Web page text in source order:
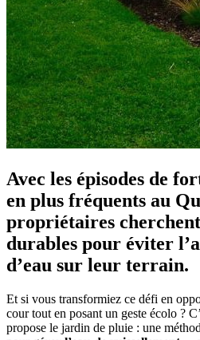
Avec les épisodes de
en plus fréquents au
propriétaires
durables pour éviter
d’eau sur leur terrain.
Et si vous transformiez ce défi en
cour tout en posant un geste écolo ?
propose le jardin de pluie : une